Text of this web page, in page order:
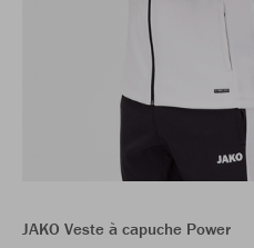
JAKO Veste à capuche Power